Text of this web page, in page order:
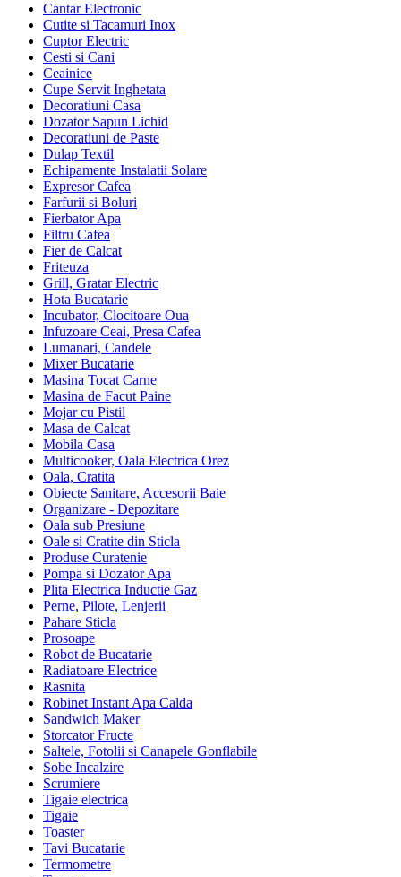
Cantar Electronic
Cutite si Tacamuri Inox
Cuptor Electric
Cesti si Cani
Ceainice
Cupe Servit Inghetata
Decoratiuni Casa
Dozator Sapun Lichid
Decoratiuni de Paste
Dulap Textil
Echipamente Instalatii Solare
Expresor Cafea
Farfurii si Boluri
Fierbator Apa
Filtru Cafea
Fier de Calcat
Friteuza
Grill, Gratar Electric
Hota Bucatarie
Incubator, Clocitoare Oua
Infuzoare Ceai, Presa Cafea
Lumanari, Candele
Mixer Bucatarie
Masina Tocat Carne
Masina de Facut Paine
Mojar cu Pistil
Masa de Calcat
Mobila Casa
Multicooker, Oala Electrica Orez
Oala, Cratita
Obiecte Sanitare, Accesorii Baie
Organizare - Depozitare
Oala sub Presiune
Oale si Cratite din Sticla
Produse Curatenie
Pompa si Dozator Apa
Plita Electrica Inductie Gaz
Perne, Pilote, Lenjerii
Pahare Sticla
Prosoape
Robot de Bucatarie
Radiatoare Electrice
Rasnita
Robinet Instant Apa Calda
Sandwich Maker
Storcator Fructe
Saltele, Fotolii si Canapele Gonflabile
Sobe Incalzire
Scrumiere
Tigaie electrica
Tigaie
Toaster
Tavi Bucatarie
Termometre